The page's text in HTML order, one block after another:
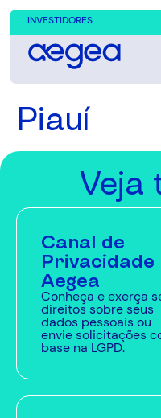
INVESTIDORES
Piauí
Veja
Canal de
Privacidade
Aegea
Conheça e exerça
direitos sobre seus
dados pessoais ou
envie solicitações
base na LGPD.